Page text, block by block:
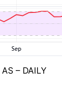
– DAILY